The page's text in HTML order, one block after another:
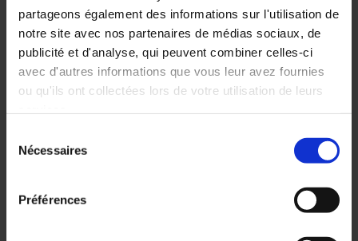
partageons également des informations sur l'utilisation de
notre site avec nos partenaires de médias sociaux, de
publicité et d'analyse, qui peuvent combiner celles-ci
avec d'autres informations que vous leur avez fournies
ou qu'ils ont collectées lors de votre utilisation de leurs
Nécessaires
Préférences
Votre panier est vide.
Voir les produits
ProfilCANT